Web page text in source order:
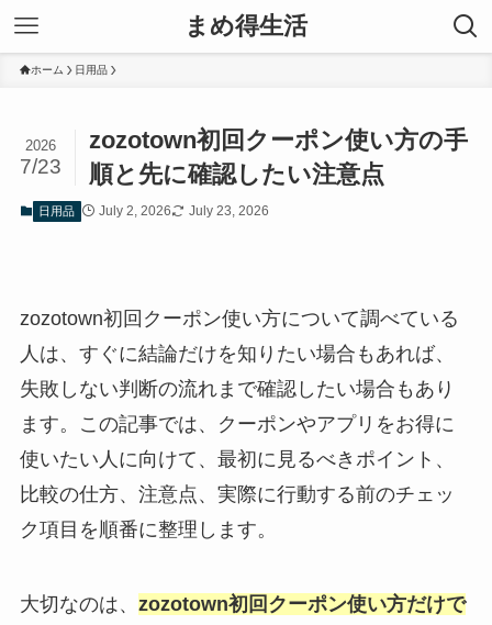
まめ得生活
ホーム 日用品
zozotown初回クーポン使い方の手
順と先に確認したい注意点
2026
7/23
日用品 July 2, 2026 July 23, 2026
zozotown初回クーポン使い方について調べている
人は、すぐに結論だけを知りたい場合もあれば、
失敗しない判断の流れまで確認したい場合もあり
ます。この記事では、クーポンやアプリをお得に
使いたい人に向けて、最初に見るべきポイント、
比較の仕方、注意点、実際に行動する前のチェッ
ク項目を順番に整理します。
大切なのは、 zozotown初回クーポン使い方だけで